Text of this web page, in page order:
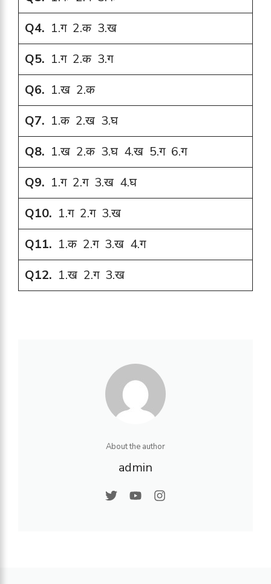
Q4. 1.ग 2.क 3.ख
Q5. 1.ग 2.क 3.ग
Q6. 1.ख 2.क
Q7. 1.क 2.ख 3.घ
Q8. 1.ख 2.क 3.घ 4.ख 5.ग 6.ग
Q9. 1.ग 2.ग 3.ख 4.घ
Q10. 1.ग 2.ग 3.ख
Q11. 1.क 2.ग 3.ख 4.ग
Q12. 1.ख 2.ग 3.ख
About the author
admin